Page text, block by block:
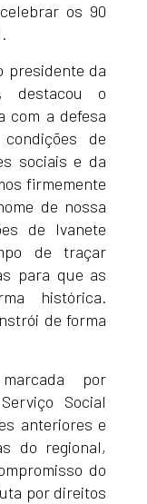
os 90
presidente da
destacou o
com a defesa
de
sociais e da
firmemente
de nossa
de Ivanete
de traçar
para que as
histórica.
de forma
por
Social
anteriores e
do regional,
do
por direitos